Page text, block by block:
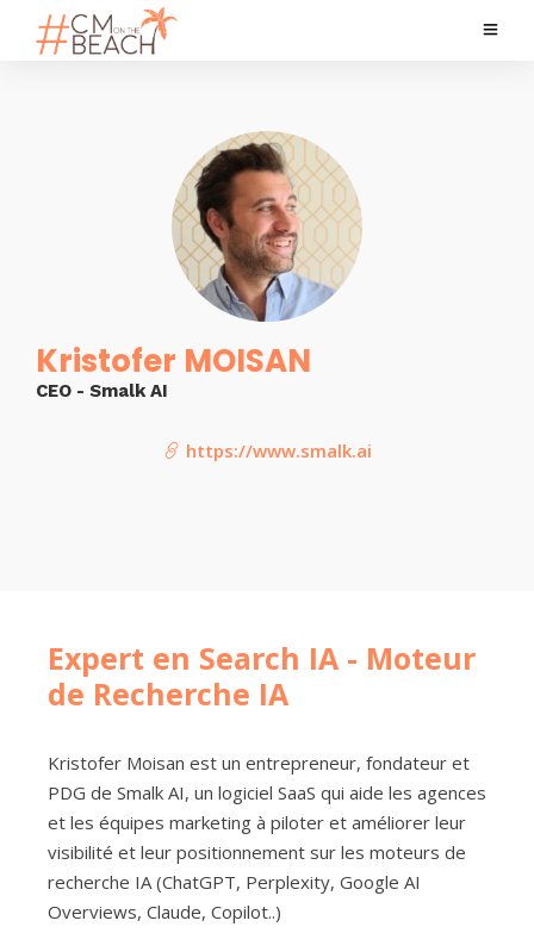
Kristofer MOISAN
CEO - Smalk AI
https://www.smalk.ai
Expert en Search IA - Moteur
de Recherche IA
Kristofer Moisan est un entrepreneur, fondateur et
PDG de Smalk AI, un logiciel SaaS qui aide les agences
et les équipes marketing à piloter et améliorer leur
visibilité et leur positionnement sur les moteurs de
recherche IA (ChatGPT, Perplexity, Google AI
Overviews, Claude, Copilot..)